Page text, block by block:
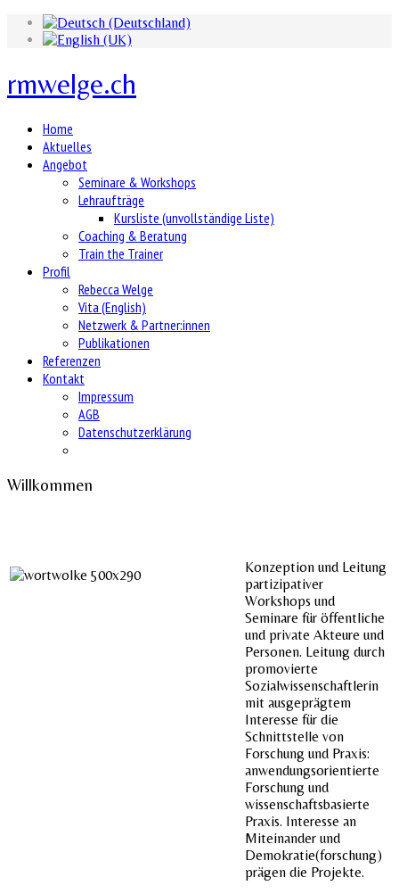
rmwelge.ch
Home
Aktuelles
Angebot
Seminare & Workshops
Lehraufträge
Kursliste (unvollständige Liste)
Coaching & Beratung
Train the Trainer
Profil
Rebecca Welge
Vita (English)
Netzwerk & Partner:innen
Publikationen
Referenzen
Kontakt
Impressum
AGB
Datenschutzerklärung
Willkommen
Konzeption und Leitung
partizipativer
Workshops und
Seminare für öffentliche
und private Akteure und
Personen. Leitung durch
promovierte
Sozialwissenschaftlerin
mit ausgeprägtem
Interesse für die
Schnittstelle von
Forschung und Praxis:
anwendungsorientierte
Forschung und
wissenschaftsbasierte
Praxis. Interesse an
Miteinander und
Demokratie(forschung)
prägen die Projekte.